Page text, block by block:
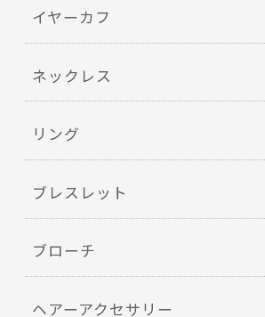
イヤーカフ
ネックレス
リング
ブレスレット
ブローチ
ヘアーアクセサリー